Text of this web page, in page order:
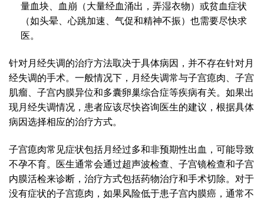
量血块、血崩（大量经血涌出，弄湿衣物）或贫血症状
（如头晕、心跳加速、气促和精神不振）也需要尽快求
医。
针对月经失调的治疗方法取决于具体病因，并不存在针对月
经失调的手术。一般情况下，月经失调常与子宫瘜肉、子宫
肌瘤、子宫内膜异位和多囊卵巢综合症等疾病有关。如果出
现月经失调情况，患者应该尽快咨询医生的建议，根据具体
病因选择相应的治疗方式。
子宫瘜肉常见症状包括月经过多和非预期性出血，可能导致
不孕不育。医生通常会通过超声波检查、子宫镜检查和子宫
内膜活检来诊断，治疗方式包括药物治疗和手术切除。对于
没有症状的子宫瘜肉，如果风险低于患子宫内膜癌，通常不